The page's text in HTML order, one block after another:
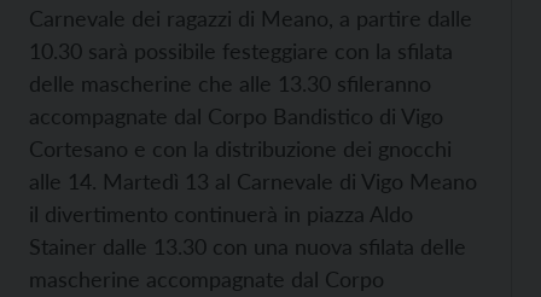
Carnevale dei ragazzi di Meano, a partire dalle
10.30 sarà possibile festeggiare con la sfilata
delle mascherine che alle 13.30 sfileranno
accompagnate dal Corpo Bandistico di Vigo
Cortesano e con la distribuzione dei gnocchi
alle 14. Martedì 13 al Carnevale di Vigo Meano
il divertimento continuerà in piazza Aldo
Stainer dalle 13.30 con una nuova sfilata delle
mascherine accompagnate dal Corpo